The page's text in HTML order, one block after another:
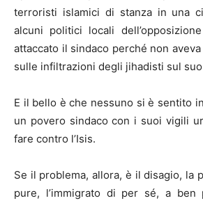
terroristi islamici di stanza in una
alcuni politici locali
attaccato il sindaco perché non
sulle infiltrazioni degli jihadisti sul
E il bello è che nessuno si è sentito
un povero sindaco con i suoi vigili
fare contro l’Isis.
Se il problema, allora, è il disagio, la
pure, l’immigrato di per sé, a ben